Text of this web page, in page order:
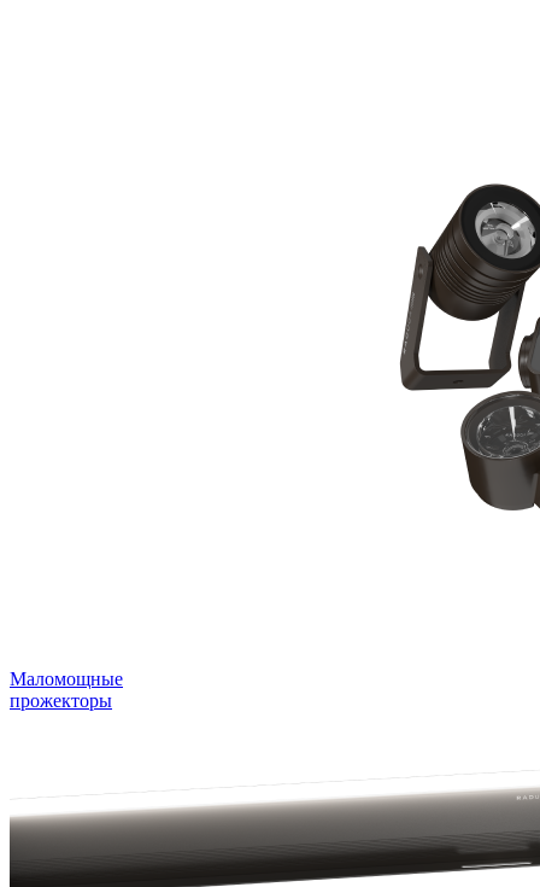
Маломощные
прожекторы